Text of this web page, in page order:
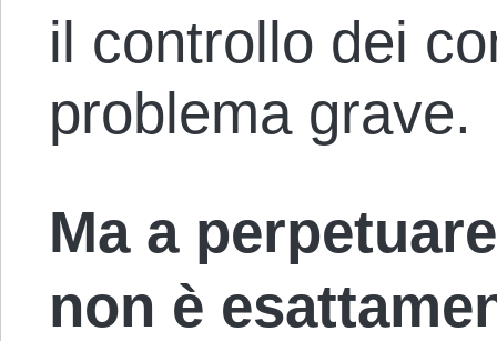
il controllo dei
problema grave.
Ma a
non è